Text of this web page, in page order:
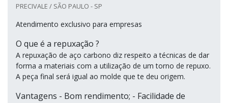
PRECIVALE / SÃO PAULO - SP
Atendimento exclusivo para empresas
O que é a repuxação ?
A repuxação de aço carbono diz respeito a técnicas de dar
forma a materiais com a utilização de um torno de repuxo.
A peça final será igual ao molde que te deu origem.
Vantagens - Bom rendimento; - Facilidade de